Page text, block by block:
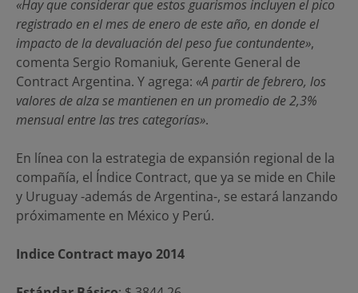
«Hay que considerar que estos guarismos incluyen el pico
registrado en el mes de enero de este año, en donde el
impacto de la devaluación del peso fue contundente»,
comenta Sergio Romaniuk, Gerente General de
Contract Argentina. Y agrega: «A partir de febrero, los
valores de alza se mantienen en un promedio de 2,3%
mensual entre las tres categorías».
En línea con la estrategia de expansión regional de la
compañía, el Índice Contract, que ya se mide en Chile
y Uruguay -además de Argentina-, se estará lanzando
próximamente en México y Perú.
Indice Contract mayo 2014